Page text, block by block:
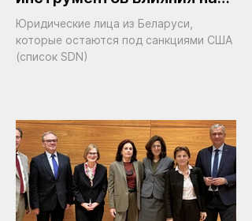
режим Лукашенко
Юридические лица из Беларуси,
которые остаются под санкциями США
(список SDN)